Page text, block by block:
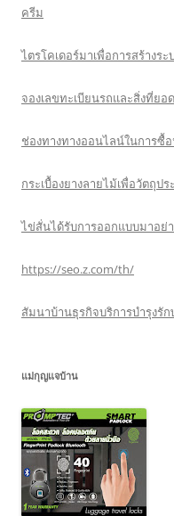
ครีม
ไตรโคเดอร์มาเพื่อการสร้าง
จองเลขทะเบียนรถและสิ่งที่ยอ
ช่องทางทางออนไลน์ในการซื้
กระเบื้องยางลายไม้เพื่อวัตถุ
ไข่สั่นได้รับการออกแบบมาอย่
https://seo.z.com/th/
สัมนาบ้านธุรกิจบริการบำรุงรั
แม่กุญแจบ้าน